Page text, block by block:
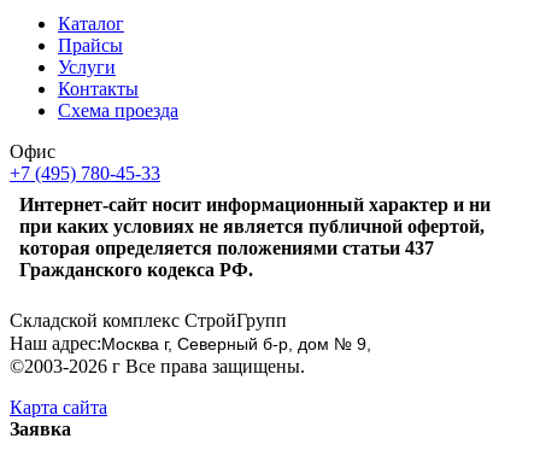
Каталог
Прайсы
Услуги
Контакты
Схема проезда
Офис
+7 (495) 780-45-33
Интернет-сайт носит информационный характер и ни
при каких условиях не является публичной офертой,
которая определяется положениями статьи 437
Гражданского кодекса РФ.
Складской комплекс СтройГрупп
Наш адрес:Москва г, Северный б-р, дом № 9,
©2003-2026 г Все права защищены.
Карта сайта
Заявка